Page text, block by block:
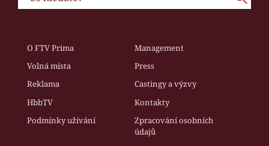
O FTV Prima
Management
Volná místa
Press
Reklama
Castingy a výzvy
HbbTV
Kontakty
Podmínky užívání
Zpracování osobních
údajů